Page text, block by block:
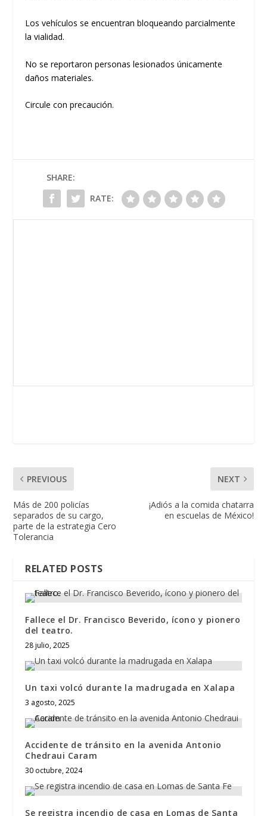
Los vehículos se encuentran bloqueando parcialmente
la vialidad.
No se reportaron personas lesionados únicamente
daños materiales.
Circule con precaución.
SHARE:
RATE:
PREVIOUS
Más de 200 policías
separados de su cargo,
parte de la estrategia Cero
Tolerancia
NEXT
¡Adiós a la comida chatarra
en escuelas de México!
RELATED POSTS
Fallece el Dr. Francisco Beverido, ícono y pionero
del teatro.
28 julio, 2025
Un taxi volcó durante la madrugada en Xalapa
3 agosto, 2025
Accidente de tránsito en la avenida Antonio
Chedraui Caram
30 octubre, 2024
Se registra incendio de casa en Lomas de Santa